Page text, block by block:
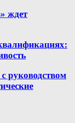
ждет
руководством